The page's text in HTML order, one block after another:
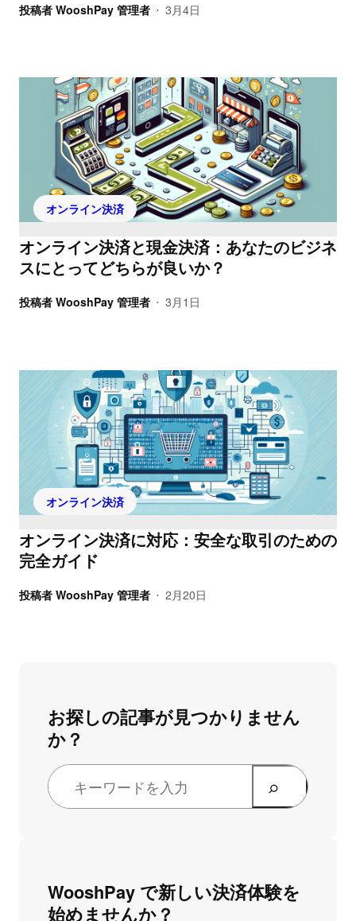
投稿者 WooshPay 管理者 • 3月4日
オンライン決済
オンライン決済と現金決済：あなたのビジネ
スにとってどちらが良いか？
投稿者 WooshPay 管理者 • 3月1日
オンライン決済
オンライン決済に対応：安全な取引のための
完全ガイド
投稿者 WooshPay 管理者 • 2月20日
お探しの記事が見つかりません
か？
WooshPay で新しい決済体験を
始めませんか？